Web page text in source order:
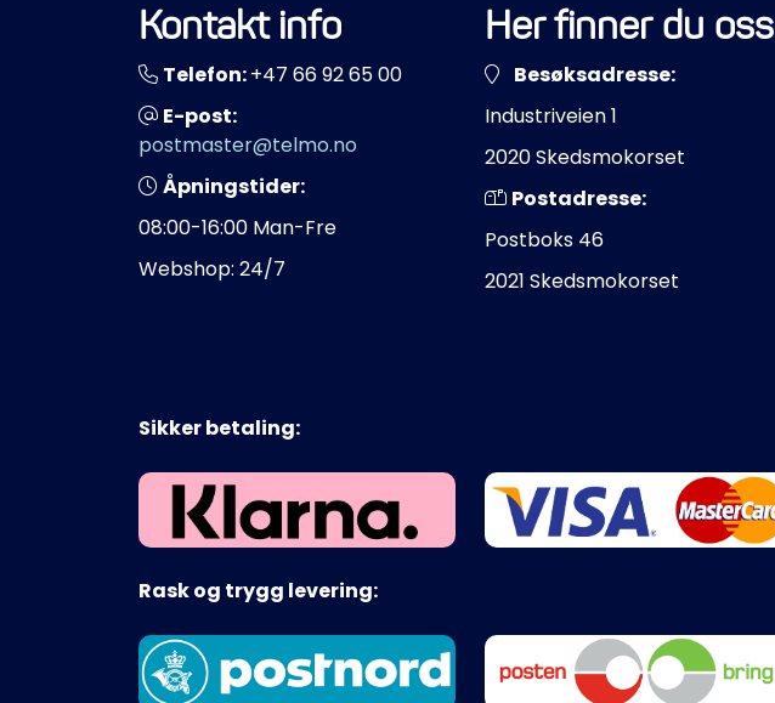
Kontakt info
Telefon:+47 66 92 65 00
E-post:
postmaster@telmo.no
Åpningstider:
08:00-16:00 Man-Fre
Webshop: 24/7
Her finner du oss
Besøksadresse:
Industriveien 1
2020 Skedsmokorset
Postadresse:
Postboks 46
2021 Skedsmokorset
Sikker betaling:
Rask og trygg levering: